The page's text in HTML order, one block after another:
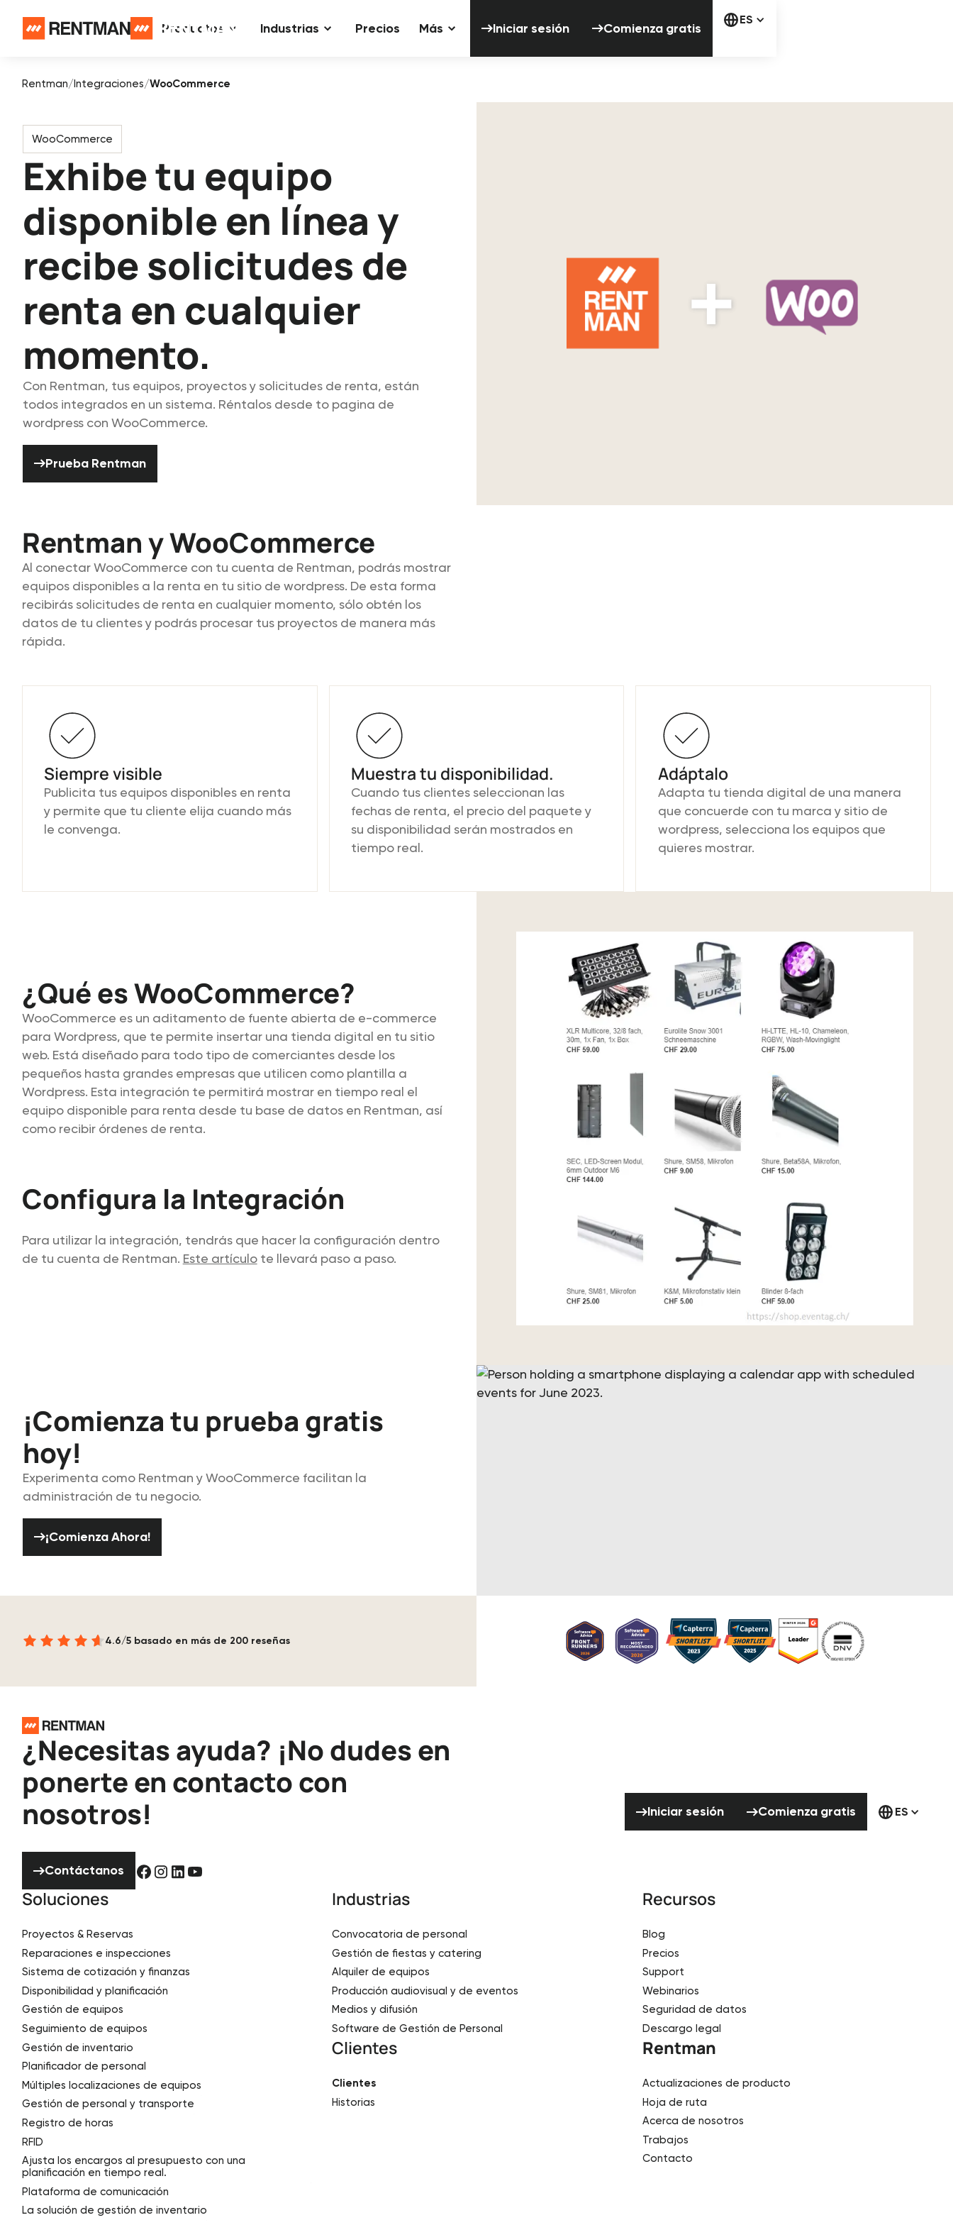
Productos Industrias Precios Más Iniciar sesión Comienza gratis
ES
Rentman/Integraciones/WooCommerce
WooCommerce
Exhibe tu equipo
disponible en línea y
recibe solicitudes de
renta en cualquier
momento.
Con Rentman, tus equipos, proyectos y solicitudes de renta, están
todos integrados en un sistema. Réntalos desde to pagina de
wordpress con WooCommerce.
Prueba Rentman
Rentman y WooCommerce
Al conectar WooCommerce con tu cuenta de Rentman, podrás mostrar
equipos disponibles a la renta en tu sitio de wordpress. De esta forma
recibirás solicitudes de renta en cualquier momento, sólo obtén los
datos de tu clientes y podrás procesar tus proyectos de manera más
rápida.
Siempre visible
Publicita tus equipos disponibles en renta
y permite que tu cliente elija cuando más
le convenga.
Muestra tu disponibilidad.
Cuando tus clientes seleccionan las
fechas de renta, el precio del paquete y
su disponibilidad serán mostrados en
tiempo real.
Adáptalo
Adapta tu tienda digital de una manera
que concuerde con tu marca y sitio de
wordpress, selecciona los equipos que
quieres mostrar.
¿Qué es WooCommerce?
WooCommerce es un aditamento de fuente abierta de e-commerce
para Wordpress, que te permite insertar una tienda digital en tu sitio
web. Está diseñado para todo tipo de comerciantes desde los
pequeños hasta grandes empresas que utilicen como plantilla a
Wordpress. Esta integración te permitirá mostrar en tiempo real el
equipo disponible para renta desde tu base de datos en Rentman, así
como recibir órdenes de renta.
Configura la Integración
Para utilizar la integración, tendrás que hacer la configuración dentro
de tu cuenta de Rentman. Este artículote llevará paso a paso.
¡Comienza tu prueba gratis
hoy!
Experimenta como Rentman y WooCommerce facilitan la
administración de tu negocio.
¡Comienza Ahora!
4.6/5 basado en más de 200 reseñas
¿Necesitas ayuda? ¡No dudes en
ponerte en contacto con
nosotros!
Contáctanos
Iniciar sesión Comienza gratis ES
Soluciones
Proyectos & Reservas
Reparaciones e inspecciones
Sistema de cotización y finanzas
Disponibilidad y planificación
Gestión de equipos
Seguimiento de equipos
Gestión de inventario
Planificador de personal
Múltiples localizaciones de equipos
Gestión de personal y transporte
Registro de horas
RFID
Ajusta los encargos al presupuesto con una
planificación en tiempo real.
Plataforma de comunicación
La solución de gestión de inventario
Industrias
Convocatoria de personal
Gestión de fiestas y catering
Alquiler de equipos
Producción audiovisual y de eventos
Medios y difusión
Software de Gestión de Personal
Clientes
Clientes
Historias
Recursos
Blog
Precios
Support
Webinarios
Seguridad de datos
Descargo legal
Rentman
Actualizaciones de producto
Hoja de ruta
Acerca de nosotros
Trabajos
Contacto